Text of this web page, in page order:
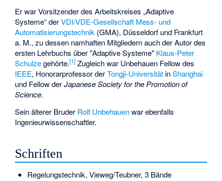
Er war Vorsitzender des Arbeitskreises „Adaptive
Systeme“ derVDI/VDE-Gesellschaft Mess- und
Automatisierungstechnik (GMA), Düsseldorf und Frankfurt
a. M., zu dessen namhaften Mitgliedern auch der Autor des
ersten Lehrbuchs über "Adaptive Systeme" Klaus-Peter
Schulzegehörte.[1] Zugleich war Unbehauen Fellow des
IEEE, Honorarprofessor derTongji-Universität inShanghai
und Fellow derJapanese Society for the Promotion of
Science.
Sein älterer Bruder Rolf Unbehauenwar ebenfalls
Ingenieurwissenschaftler.
Schriften
Regelungstechnik, Vieweg/Teubner, 3 Bände